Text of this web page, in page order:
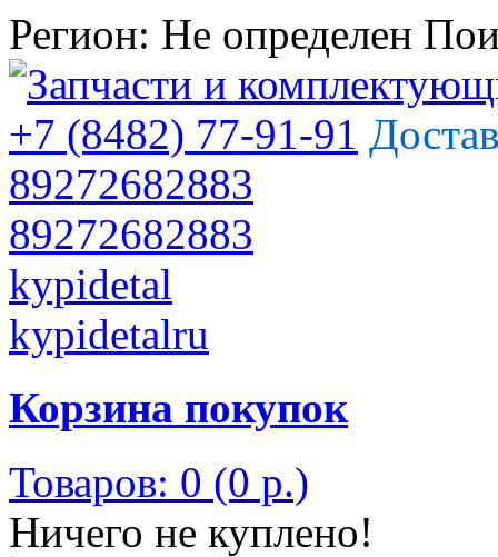
Регион: Не определен
+7 (8482) 77-91-91
89272682883
89272682883
kypidetal
kypidetalru
Корзина покупок
Товаров: 0 (0 р.)
Ничего не куплено!